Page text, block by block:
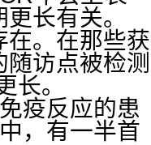
长有关。
在。在那些获
访点被检测
长。
疫反应的患
，有一半首